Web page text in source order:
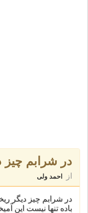
در شرابم چیز
از احمد ولی
در شرابم چیز دیگر
باده تنها نیست این